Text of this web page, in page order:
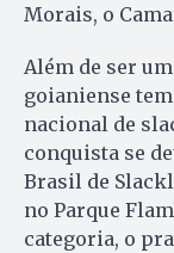
Morais, o
Além de ser
goianiense
nacional de
conquista se
Brasil de
no Parque
categoria, o